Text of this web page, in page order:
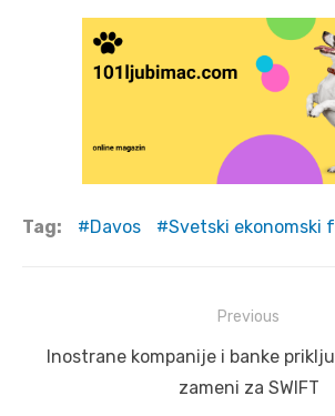
Tag: Davos Svetski ekonomski
navigation
Previous
Previous
Inostrane kompanije i banke
zameni za SWIFT